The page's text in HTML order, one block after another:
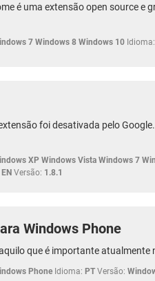
é uma extensão open source e
7 Windows 8 Windows 10 Idioma:
foi desativada pelo
XP Windows Vista Windows 7
EN Versão: 1.8.1
Windows Phone
que é importante atualmente
Phone Idioma: PT Versão: